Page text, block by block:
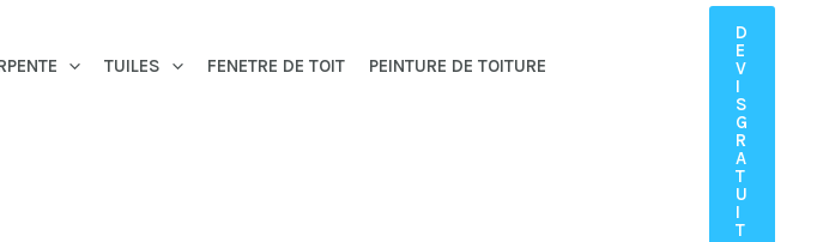
TUILES FENETRE DE TOIT PEINTURE DE TOITURE
D
E
V
I
S
G
R
A
T
U
I
T